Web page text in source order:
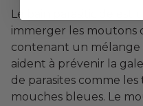
Le bain parasiticide est
immerger les moutons
contenant un mélange
aident à prévenir la
de parasites comme
mouches bleues. Le